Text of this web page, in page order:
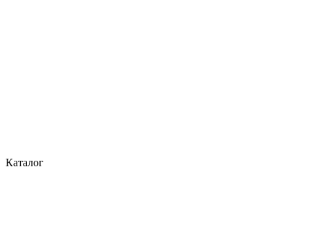
Каталог